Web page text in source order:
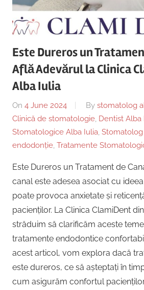
|
Centru
Implantologie
Copii,
Strada
Lăncrănjan
19,
Alba
510218,
România
+40754463365
Este Dureros un
Află Adevărul la Clinica
Alba Iulia
On 4 June 2024 By stomatolog
Clinică de stomatologie Dentist Alba
Stomatologice Alba Iulia Stomatolog
endodonție Tratamente
Este Dureros un Tratament de
canal este adesea asociat cu
poate provoca anxietate și
pacienților. La Clinica ClamiDent
străduim să clarificăm aceste
tratamente endodontice
acest articol, vom explora dacă
este dureros, ce să așteptați în
cum asigurăm confortul